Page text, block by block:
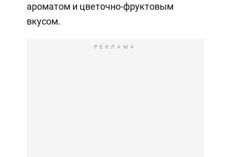
ароматом и цветочно-фруктовым
вкусом.
РЕКЛАМА